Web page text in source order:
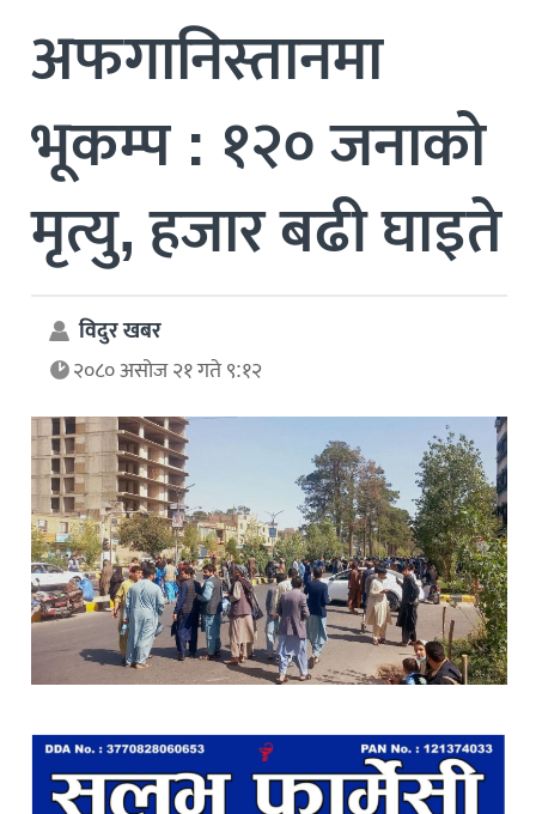
अफगानिस्तानमा
भूकम्प : १२० जनाको
मृत्यु, हजार बढी घाइते
विदुर खबर
२०८० असोज २१ गते ९:१२